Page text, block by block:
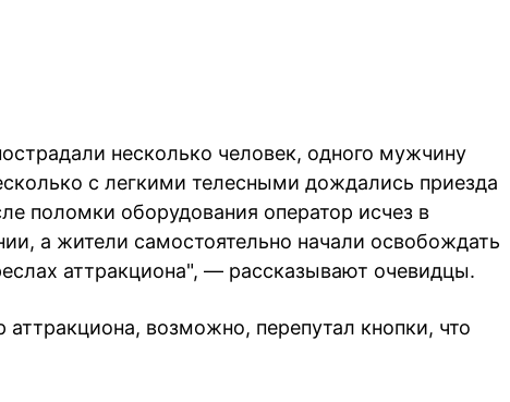
несколько человек, одного мужчину
с легкими телесными дождались приезда
поломки оборудования оператор исчез в
а жители самостоятельно начали освобождать
аттракциона", — рассказывают очевидцы.
возможно, перепутал кнопки, что